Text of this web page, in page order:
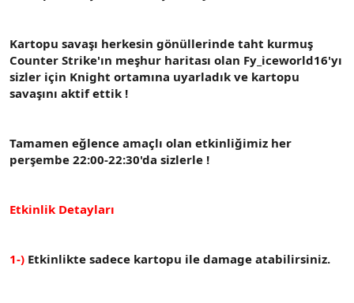
Kartopu savaşı herkesin gönüllerinde taht kurmuş
Counter Strike'ın meşhur haritası olan Fy_iceworld16'yı
sizler için Knight ortamına uyarladık ve kartopu
savaşını aktif ettik !
Tamamen eğlence amaçlı olan etkinliğimiz her
perşembe 22:00-22:30'da sizlerle !
Etkinlik Detayları
1-) Etkinlikte sadece kartopu ile damage atabilirsiniz.